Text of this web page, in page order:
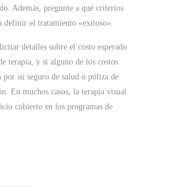
Además, pregunte a qué criterios
definir el tratamiento «exitoso».
detalles sobre el costo esperado
terapia, y si alguno de los costos
por su seguro de salud o póliza de
En muchos casos, la terapia visual
cubierto en los programas de